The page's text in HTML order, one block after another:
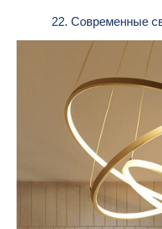
22. Современные